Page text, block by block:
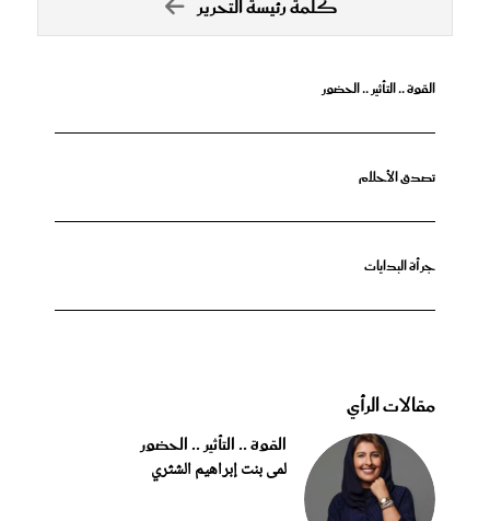
كلمة رئيسة التحرير
القوة .. التأثير .. الحضور
تصدق الأحلام
جرأة البدايات
مقالات الرأي
القوة .. التأثير .. الحضور
لمى بنت إبراهيم الشثري